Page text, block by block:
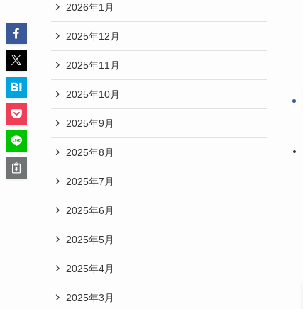
2026年1月
2025年12月
2025年11月
2025年10月
2025年9月
2025年8月
2025年7月
2025年6月
2025年5月
2025年4月
2025年3月